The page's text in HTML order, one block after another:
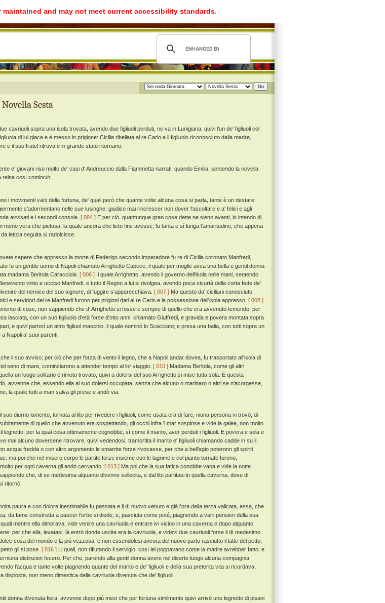
and may not meet current accessibility standards.
Sesta
cavriuoli sopra una isola trovata, avendo due figliuoli perduti, ne va in Lunigiana; quivi l'un de' figliuoli col
di lui giace e è messo in prigione: Cicilia ribellata al re Carlo e il figliuolo riconosciuto dalla madre,
e il suo fratel ritrova e in grande stato ritornano.
e' giovani riso molto de' casi d' Andreuccio dalla Fiammetta narrati, quando Emilia, sentendo la novella
reina cosí cominciò:
i movimenti varii della fortuna, de' quali però che quante volte alcuna cosa si parla, tante è un destare
s'adormentano nelle sue lusinghe, giudico mai rincrescer non dover l'ascoltare e a' felici e agli
avvisati e i secondi consola. [ 004 ] E per ciò, quantunque gran cose dette ne sieno avanti, io intendo di
meno vera che pietosa: la quale ancora che lieto fine avesse, fu tanta e sí lunga l'amaritudine, che appena
letizia seguita si radolcisse.
sapere che appresso la morte di Federigo secondo imperadore fu re di Cicilia coronato Manfredi,
fu un gentile uomo di Napoli chiamato Arrighetto Capece, il quale per moglie avea una bella e gentil donna
madama Beritola Caracciola. [ 006 ] Il quale Arrighetto, avendo il governo dell'isola nelle mani, sentendo
vinto e ucciso Manfredi, e tutto il Regno a lui si rivolgea, avendo poca sicurtà della corta fede de'
del nemico del suo signore, di fuggire s'apparecchiava. [ 007 ] Ma questo da' ciciliani conosciuto,
e servidori del re Manfredi furono per prigioni dati al re Carlo e la possessione dell'isola appresso. [ 008 ]
di cose, non sappiendo che d' Arrighetto si fosse e sempre di quello che era avvenuto temendo, per
lasciata, con un suo figliuolo d'età forse d'otto anni, chiamato Giuffredi, e gravida e povera montata sopra
e quivi partorí un altro figliuol maschio, il quale nominò lo Scacciato; e presa una balia, con tutti sopra un
Napoli a' suoi parenti.
il suo avviso; per ciò che per forza di vento il legno, che a Napoli andar dovea, fu trasportato all'isola di
seno di mare, cominciarono a attender tempo al lor viaggio. [ 010 ] Madama Beritola, come gli altri
un luogo solitario e rimoto trovato, quivi a dolersi del suo Arrighetto si mise tutta sola. E questa
avvenne che, essendo ella al suo dolersi occupata, senza che alcuno o marinaro o altri se n'acorgesse,
la quale tutti a man salva gli prese e andò via.
suo diurno lamento, tornata al lito per rivedere i figliuoli, come usata era di fare, niuna persona vi trovò; di
di quello che avvenuto era sospettando, gli occhi infra 'l mar sospinse e vide la galea, non molto
legnetto: per la qual cosa ottimamente cognobbe, sí come il marito, aver perduti i figliuoli. E povera e sola e
mai alcuno doversene ritrovare, quivi vedendosi, tramortita il marito e' figliuoli chiamando cadde in su il
acqua fredda o con altro argomento le smarrite forze rivocasse, per che a bell'agio poterono gli spiriti
ma poi che nel misero corpo le partite forze insieme con le lagrime e col pianto tornate furono,
per ogni caverna gli andò cercando. [ 013 ] Ma poi che la sua fatica conobbe vana e vide la notte
che, di se medesima alquanto divenne sollecita, e dal lito partitasi in quella caverna, dove di
ritornò.
paura e con dolore inestimabile fu passata e il dí nuovo venuto e già l'ora della terza valicata, essa, che
da fame constretta a pascer l'erbe si diede; e, pasciuta come poté, piagnendo a varii pensieri della sua
quali mentre ella dimorava, vide venire una cavriuola e entrare ivi vicino in una caverna e dopo alquanto
per che ella, levatasi, là entrò donde uscita era la cavriuola, e videvi due cavriuoli forse il dí medesimo
cosa del mondo e la piú vezzosa; e non essendolesi ancora del nuovo parto rasciutto il latte del petto,
gli si pose. [ 016 ] Li quali, non rifiutando il servigio, cosí lei poppavano come la madre avrebber fatto; e
niuna distinzion fecero. Per che, parendo alla gentil donna avere nel diserto luogo alcuna compagnia
l'acqua e tante volte piagnendo quante del marito e de' figliuoli e della sua preterita vita si ricordava,
disposta, non meno dimestica della cavriuola divenuta che de' figliuoli.
donna divenuta fiera, avvenne dopo piú mesi che per fortuna similmente quivi arrivò uno legnetto di pisani